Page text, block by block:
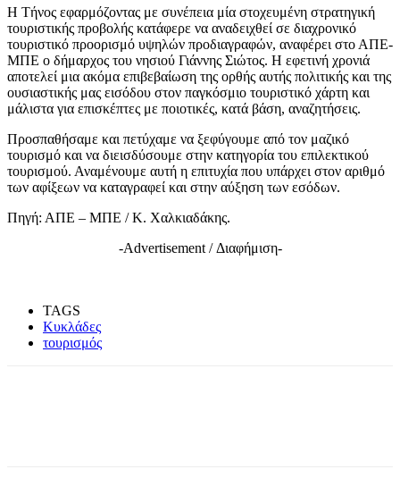
Η Τήνος εφαρμόζοντας με συνέπεια μία στοχευμένη στρατηγική
τουριστικής προβολής κατάφερε να αναδειχθεί σε διαχρονικό
τουριστικό προορισμό υψηλών προδιαγραφών, αναφέρει στο ΑΠΕ-
ΜΠΕ ο δήμαρχος του νησιού Γιάννης Σιώτος. Η εφετινή χρονιά
αποτελεί μια ακόμα επιβεβαίωση της ορθής αυτής πολιτικής και της
ουσιαστικής μας εισόδου στον παγκόσμιο τουριστικό χάρτη και
μάλιστα για επισκέπτες με ποιοτικές, κατά βάση, αναζητήσεις.
Προσπαθήσαμε και πετύχαμε να ξεφύγουμε από τον μαζικό
τουρισμό και να διεισδύσουμε στην κατηγορία του επιλεκτικού
τουρισμού. Αναμένουμε αυτή η επιτυχία που υπάρχει στον αριθμό
των αφίξεων να καταγραφεί και στην αύξηση των εσόδων.
Πηγή: ΑΠΕ – ΜΠΕ / Κ. Χαλκιαδάκης.
-Advertisement / Διαφήμιση-
TAGS
Κυκλάδες
τουρισμός